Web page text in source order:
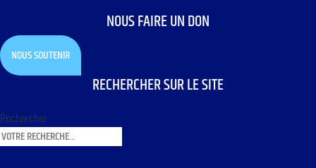
NOUS FAIRE UN DON
NOUS SOUTENIR
RECHERCHER SUR LE SITE
Rechercher